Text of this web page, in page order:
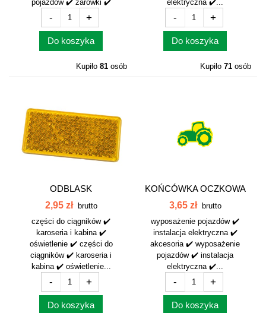
pojazdów ✔️ żarówki ✔️
- +
Do koszyka
Kupiło 81 osób
elektryczna ✔️...
- +
Do koszyka
Kupiło 71 osób
ODBLASK
PROSTOKĄTNY
2,95 zł brutto
części do ciągników ✔️
karoseria i kabina ✔️
oświetlenie ✔️ części do
ciągników ✔️ karoseria i
kabina ✔️ oświetlenie...
- +
Do koszyka
KOŃCÓWKA OCZKOWA
M12-50 042348
3,65 zł brutto
wyposażenie pojazdów ✔️
instalacja elektryczna ✔️
akcesoria ✔️ wyposażenie
pojazdów ✔️ instalacja
elektryczna ✔️...
- +
Do koszyka